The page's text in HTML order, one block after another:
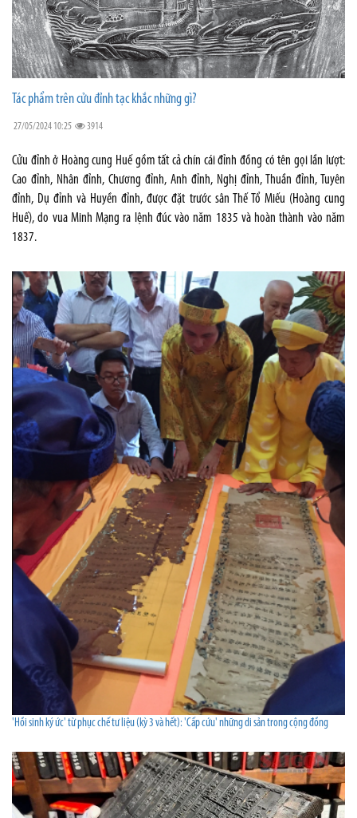
Tác phẩm trên cửu đỉnh tạc khắc những gì?
27/05/2024 10:25 3914
Cửu đỉnh ở Hoàng cung Huế gồm tất cả chín cái đỉnh đồng có tên gọi lần lượt:
Cao đỉnh, Nhân đỉnh, Chương đỉnh, Anh đỉnh, Nghị đỉnh, Thuần đỉnh, Tuyên
đỉnh, Dụ đỉnh và Huyền đỉnh, được đặt trước sân Thế Tổ Miếu (Hoàng cung
Huế), do vua Minh Mạng ra lệnh đúc vào năm 1835 và hoàn thành vào năm
1837.
'Hồi sinh ký ức' từ phục chế tư liệu (kỳ 3 và hết): 'Cấp cứu' những di sản trong cộng đồng